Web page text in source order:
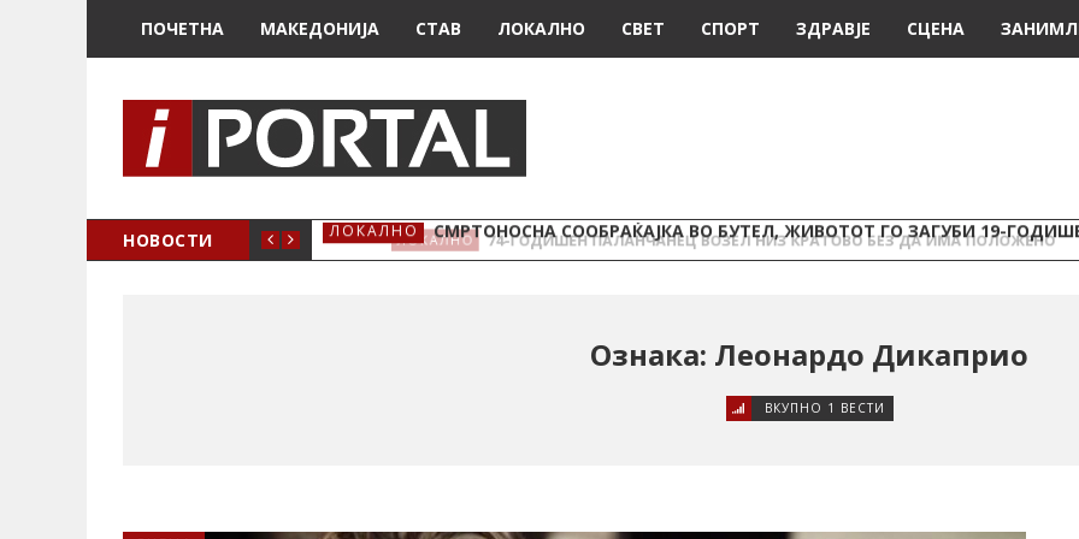
ПОЧЕТНА МАКЕДОНИЈА СТАВ ЛОКАЛНО СВЕТ СПОРТ ЗДРАВЈЕ СЦЕНА
НОВОСТИ ЛОКАЛНО СМРТОНОСНА СООБРАЌАЈКА ВО БУТЕЛ, ЖИВОТОТ ГО ЗАГУБИ 19-
Ознака: Леонардо Дикаприо
ВКУПНО 1 ВЕСТИ